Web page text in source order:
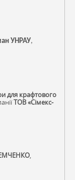
УНРАУ,
для крафтового
ТОВ «Сімекс-
,